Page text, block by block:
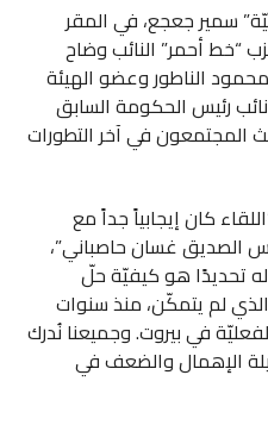
سمير جعجع، في المقر
“خط أحمر” النائب وضاح
الناطور وعضو الهيئة
رئيس الحكومة السابق
المجتمعون في آخر التطورات
كان إيجابياً جداً مع
الصديق غسان حاصباني”،
تحديدًا هو كيفيّة حلّ
لم يتمكّن، منذ سنوات
في بيروت. وجميعنا نُدرك
الإهمال والضعف في